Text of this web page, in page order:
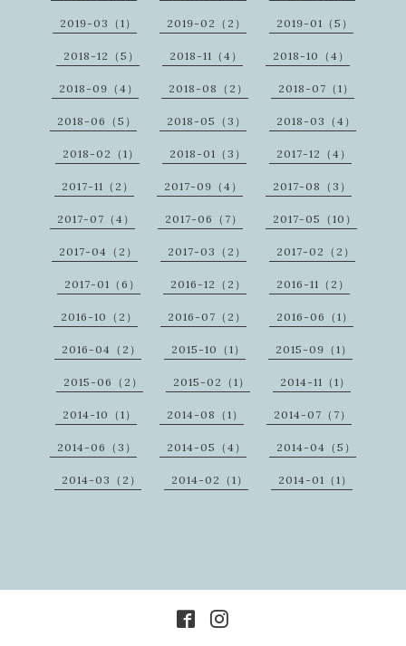
2019-03（1） 2019-02（2） 2019-01（5）
2018-12（5） 2018-11（4） 2018-10（4）
2018-09（4） 2018-08（2） 2018-07（1）
2018-06（5） 2018-05（3） 2018-03（4）
2018-02（1） 2018-01（3） 2017-12（4）
2017-11（2） 2017-09（4） 2017-08（3）
2017-07（4） 2017-06（7） 2017-05（10）
2017-04（2） 2017-03（2） 2017-02（2）
2017-01（6） 2016-12（2） 2016-11（2）
2016-10（2） 2016-07（2） 2016-06（1）
2016-04（2） 2015-10（1） 2015-09（1）
2015-06（2） 2015-02（1） 2014-11（1）
2014-10（1） 2014-08（1） 2014-07（7）
2014-06（3） 2014-05（4） 2014-04（5）
2014-03（2） 2014-02（1） 2014-01（1）